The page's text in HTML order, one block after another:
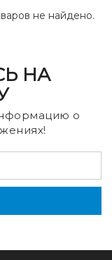
не найдено.
НА
о